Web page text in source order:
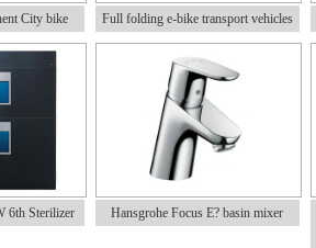
City bike Full folding e-bike transport vehicles
6th Sterilizer Hansgrohe Focus E? basin mixer